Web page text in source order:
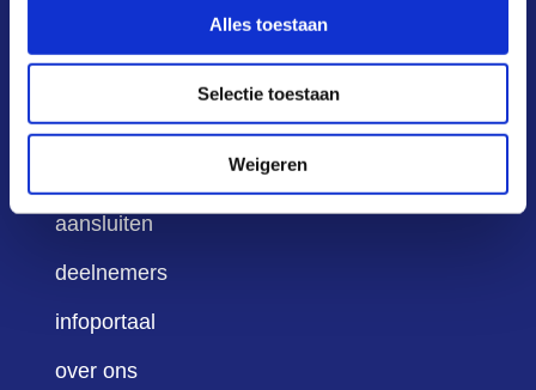
Alles toestaan
Selectie toestaan
Weigeren
waarom?
aansluiten
deelnemers
infoportaal
over ons